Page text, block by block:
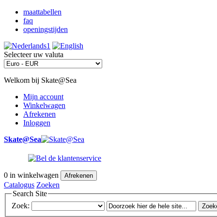
maattabellen
faq
openingstijden
Selecteer uw valuta
Welkom bij Skate@Sea
Mijn account
Winkelwagen
Afrekenen
Inloggen
Skate@Sea
0 in winkelwagen Afrekenen
Catalogus Zoeken
Search Site
Zoek: